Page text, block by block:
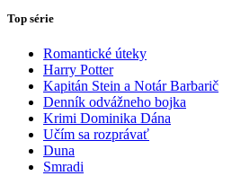
Top série
Romantické úteky
Harry Potter
Kapitán Stein a Notár Barbarič
Denník odvážneho bojka
Krimi Dominika Dána
Učím sa rozprávať
Duna
Smradi